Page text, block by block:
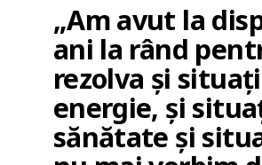
„Am avut la
ani la rând
rezolva și
energie, și
sănătate și